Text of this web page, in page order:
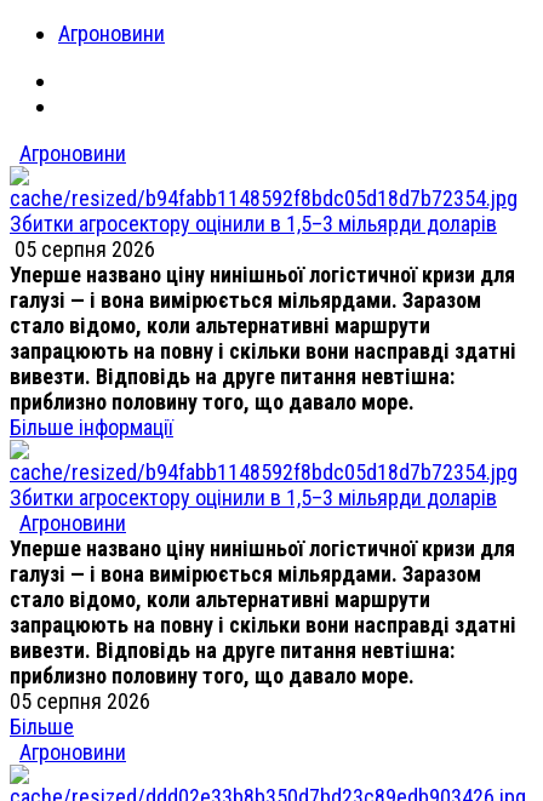
Агроновини
Агроновини
Збитки агросектору оцінили в 1,5–3 мільярди доларів
05 серпня 2026
Уперше названо ціну нинішньої логістичної кризи для
галузі — і вона вимірюється мільярдами. Заразом
стало відомо, коли альтернативні маршрути
запрацюють на повну і скільки вони насправді здатні
вивезти. Відповідь на друге питання невтішна:
приблизно половину того, що давало море.
Більше інформації
Збитки агросектору оцінили в 1,5–3 мільярди доларів
Агроновини
Уперше названо ціну нинішньої логістичної кризи для
галузі — і вона вимірюється мільярдами. Заразом
стало відомо, коли альтернативні маршрути
запрацюють на повну і скільки вони насправді здатні
вивезти. Відповідь на друге питання невтішна:
приблизно половину того, що давало море.
05 серпня 2026
Більше
Агроновини